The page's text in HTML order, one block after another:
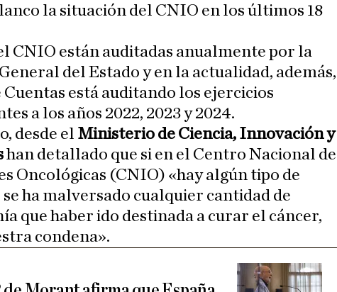
la situación del CNIO en los últimos 18
CNIO están auditadas anualmente por la
del Estado y en la actualidad, además,
está auditando los ejercicios
a los años 2022, 2023 y 2024.
desde el Ministerio de Ciencia, Innovación y
han detallado que si en el Centro Nacional de
Oncológicas (CNIO) «hay algún tipo de
ha malversado cualquier cantidad de
que haber ido destinada a curar el cáncer,
condena».